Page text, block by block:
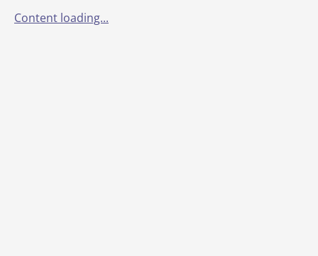
Content loading...